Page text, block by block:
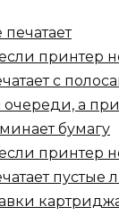
принтер
с
а
бумагу
принтер
пустые